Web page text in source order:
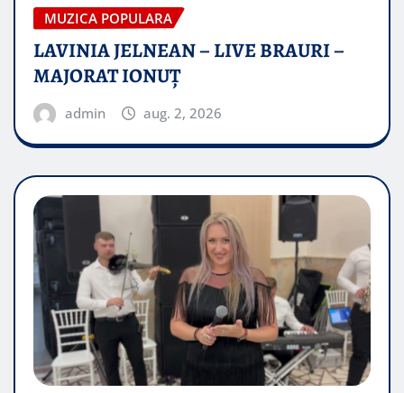
MUZICA POPULARA
LAVINIA JELNEAN – LIVE BRAURI –
MAJORAT IONUŢ
admin aug. 2, 2026